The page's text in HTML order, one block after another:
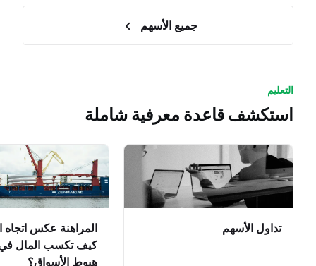
جميع الأسهم
التعليم
استكشف قاعدة معرفية شاملة
تداول الأسهم
المراهنة عكس
كيف تكسب المال
هبوط الأسواق؟